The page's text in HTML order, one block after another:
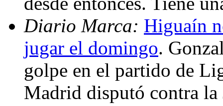
Diario Marca: Higuaín
jugar el domingo.
golpe en el partido de
Madrid disputó contra la